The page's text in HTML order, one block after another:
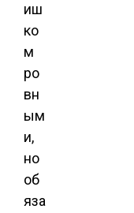
иш
ко
м
ро
вн
ым
и,
но
об
яза